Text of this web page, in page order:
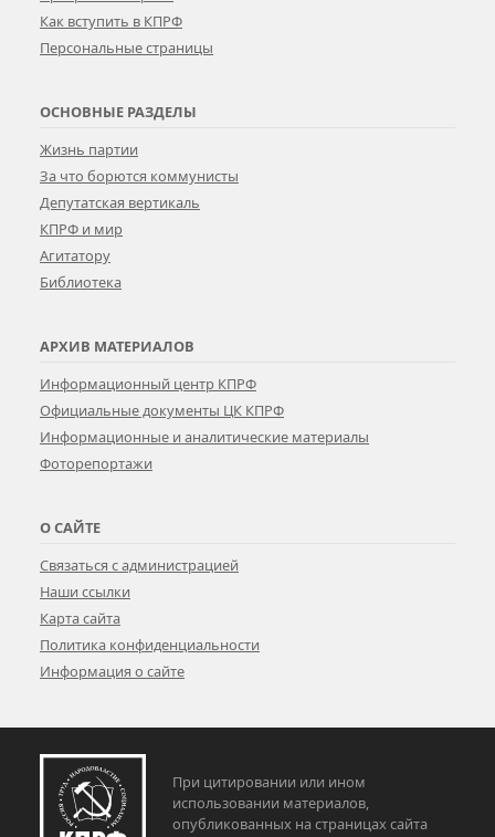
Как вступить в КПРФ
Персональные страницы
ОСНОВНЫЕ РАЗДЕЛЫ
Жизнь партии
За что борются коммунисты
Депутатская вертикаль
КПРФ и мир
Агитатору
Библиотека
АРХИВ МАТЕРИАЛОВ
Информационный центр КПРФ
Официальные документы ЦК КПРФ
Информационные и аналитические материалы
Фоторепортажи
О САЙТЕ
Связаться с администрацией
Наши ссылки
Карта сайта
Политика конфиденциальности
Информация о сайте
При цитировании или ином
использовании материалов,
опубликованных на страницах сайта